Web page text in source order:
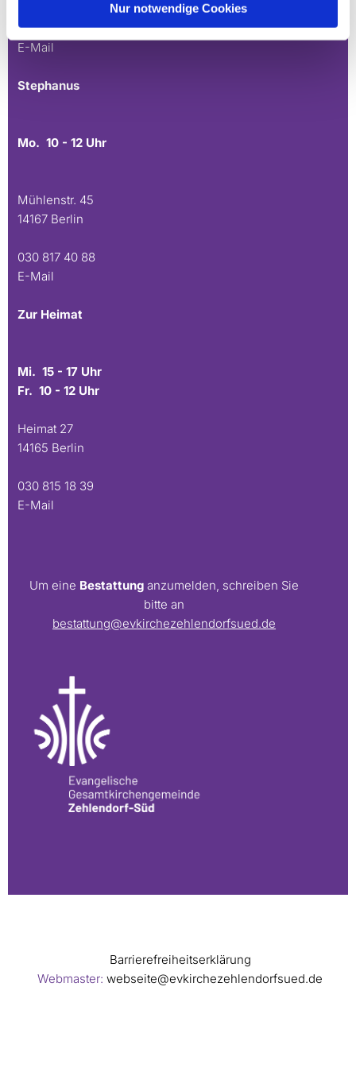
Nur notwendige Cookies
030 815 45 54
E-Mail
Stephanus
Mo. 10 - 12 Uhr
Mühlenstr. 45
14167 Berlin
030 817 40 88
E-Mail
Zur Heimat
Mi. 15 - 17 Uhr
Fr. 10 - 12 Uhr
Heimat 27
14165 Berlin
030 815 18 39
E-Mail
Um eine Bestattung anzumelden, schreiben Sie
bitte an
bestattung@evkirchezehlendorfsued.de
Barrierefreiheitserklärung
Webmaster: webseite@evkirchezehlendorfsued.de